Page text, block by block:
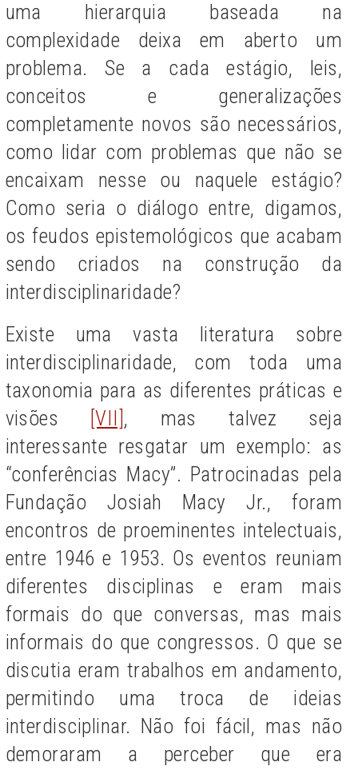
uma hierarquia baseada na
complexidade deixa em aberto um
problema. Se a cada estágio, leis,
conceitos e generalizações
completamente novos são necessários,
como lidar com problemas que não se
encaixam nesse ou naquele estágio?
Como seria o diálogo entre, digamos,
os feudos epistemológicos que acabam
sendo criados na construção da
interdisciplinaridade?
Existe uma vasta literatura sobre
interdisciplinaridade, com toda uma
taxonomia para as diferentes práticas e
visões [VII], mas talvez seja
interessante resgatar um exemplo: as
“conferências Macy”. Patrocinadas pela
Fundação Josiah Macy Jr., foram
encontros de proeminentes intelectuais,
entre 1946 e 1953. Os eventos reuniam
diferentes disciplinas e eram mais
formais do que conversas, mas mais
informais do que congressos. O que se
discutia eram trabalhos em andamento,
permitindo uma troca de ideias
interdisciplinar. Não foi fácil, mas não
demoraram a perceber que era